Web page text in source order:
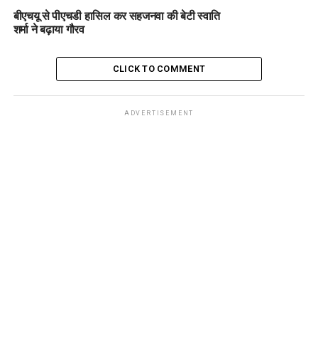
बीएचयू से पीएचडी हासिल कर सहजनवा की बेटी स्वाति
शर्मा ने बढ़ाया गौरव
CLICK TO COMMENT
ADVERTISEMENT